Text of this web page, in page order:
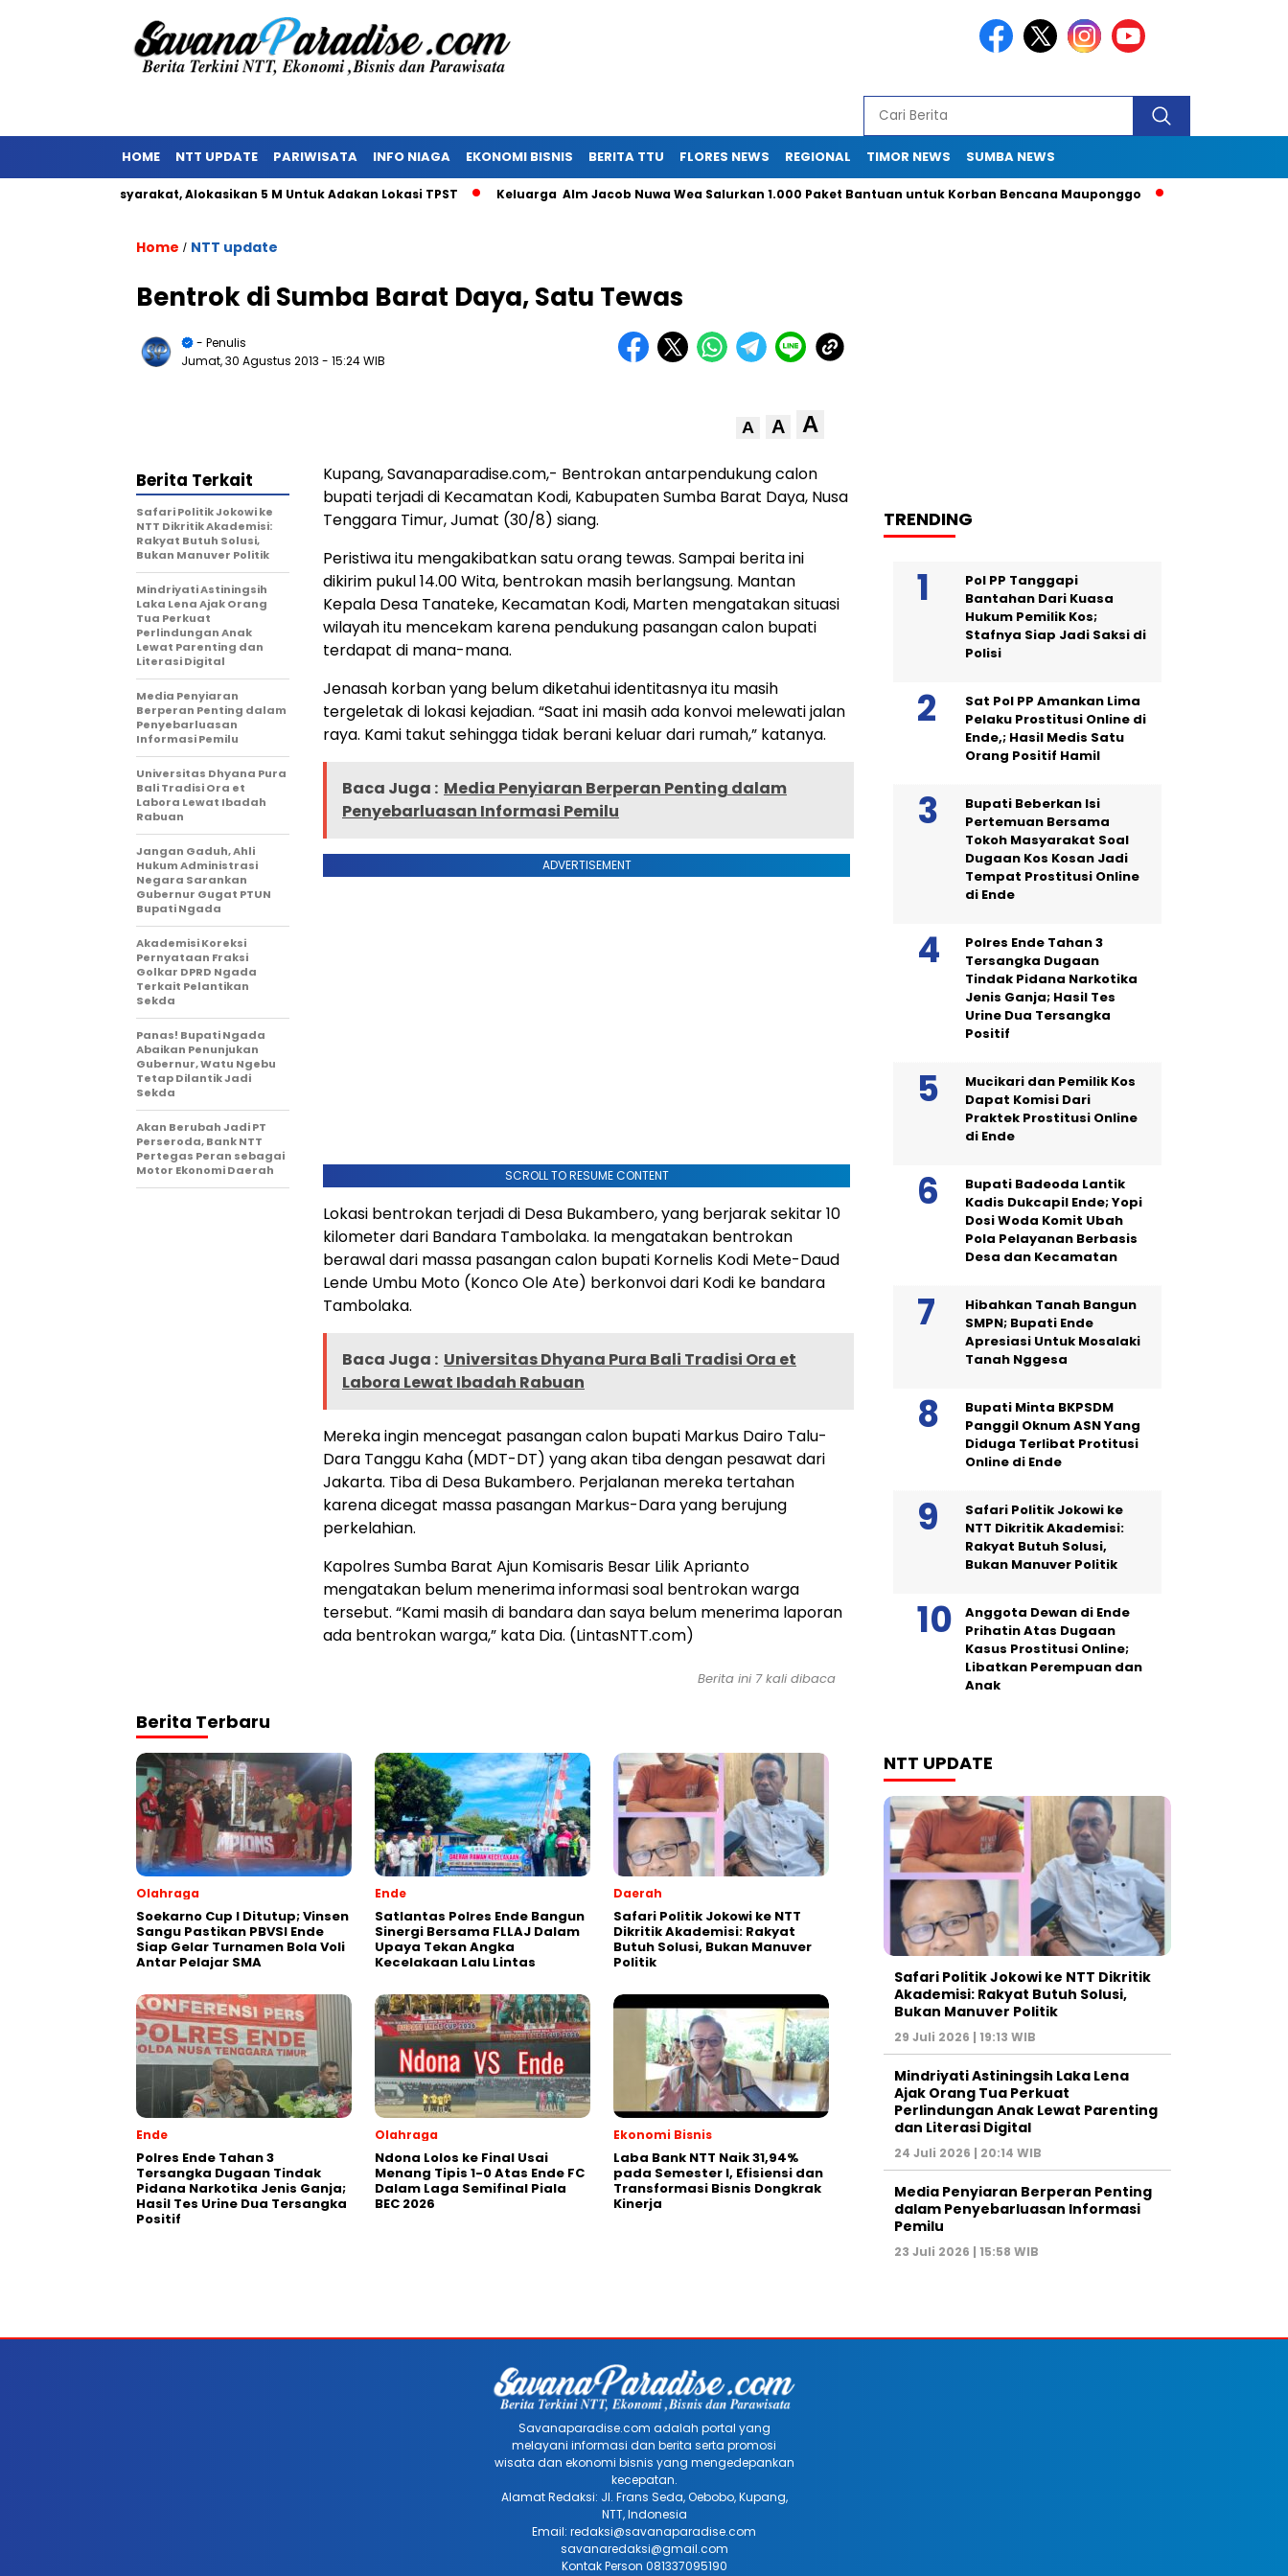
HOME NTT UPDATE PARIWISATA INFO NIAGA EKONOMI BISNIS BERITA TTU FLORES NEWS REGIONAL TIMOR NEWS SUMBA NEWS
Masyarakat, Alokasikan 5 M Untuk Adakan Lokasi TPST Keluarga Alm Jacob Nuwa Wea Salurkan 1.000 Paket Bantuan untuk Korban Bencana Mauponggo Drama Pergub 33:
Home / NTT update
Bentrok di Sumba Barat Daya, Satu Tewas
- Penulis
Jumat, 30 Agustus 2013 - 15:24 WIB
A A A
Kupang, Savanaparadise.com,- Bentrokan antarpendukung calon
bupati terjadi di Kecamatan Kodi, Kabupaten Sumba Barat Daya, Nusa
Tenggara Timur, Jumat (30/8) siang.
Peristiwa itu mengakibatkan satu orang tewas. Sampai berita ini
dikirim pukul 14.00 Wita, bentrokan masih berlangsung. Mantan
Kepala Desa Tanateke, Kecamatan Kodi, Marten mengatakan situasi
wilayah itu mencekam karena pendukung pasangan calon bupati
terdapat di mana-mana.
Jenasah korban yang belum diketahui identitasnya itu masih
tergeletak di lokasi kejadian. “Saat ini masih ada konvoi melewati jalan
raya. Kami takut sehingga tidak berani keluar dari rumah,” katanya.
Baca Juga : Media Penyiaran Berperan Penting dalam
Penyebarluasan Informasi Pemilu
ADVERTISEMENT
SCROLL TO RESUME CONTENT
Lokasi bentrokan terjadi di Desa Bukambero, yang berjarak sekitar 10
kilometer dari Bandara Tambolaka. Ia mengatakan bentrokan
berawal dari massa pasangan calon bupati Kornelis Kodi Mete-Daud
Lende Umbu Moto (Konco Ole Ate) berkonvoi dari Kodi ke bandara
Tambolaka.
Baca Juga : Universitas Dhyana Pura Bali Tradisi Ora et
Labora Lewat Ibadah Rabuan
Mereka ingin mencegat pasangan calon bupati Markus Dairo Talu-
Dara Tanggu Kaha (MDT-DT) yang akan tiba dengan pesawat dari
Jakarta. Tiba di Desa Bukambero. Perjalanan mereka tertahan
karena dicegat massa pasangan Markus-Dara yang berujung
perkelahian.
Kapolres Sumba Barat Ajun Komisaris Besar Lilik Aprianto
mengatakan belum menerima informasi soal bentrokan warga
tersebut. “Kami masih di bandara dan saya belum menerima laporan
ada bentrokan warga,” kata Dia. (LintasNTT.com)
Berita Terkait
Safari Politik Jokowi ke
NTT Dikritik Akademisi:
Rakyat Butuh Solusi,
Bukan Manuver Politik
Mindriyati Astiningsih
Laka Lena Ajak Orang
Tua Perkuat
Perlindungan Anak
Lewat Parenting dan
Literasi Digital
Media Penyiaran
Berperan Penting dalam
Penyebarluasan
Informasi Pemilu
Universitas Dhyana Pura
Bali Tradisi Ora et
Labora Lewat Ibadah
Rabuan
Jangan Gaduh, Ahli
Hukum Administrasi
Negara Sarankan
Gubernur Gugat PTUN
Bupati Ngada
Akademisi Koreksi
Pernyataan Fraksi
Golkar DPRD Ngada
Terkait Pelantikan
Sekda
Panas! Bupati Ngada
Abaikan Penunjukan
Gubernur, Watu Ngebu
Tetap Dilantik Jadi
Sekda
Akan Berubah Jadi PT
Perseroda, Bank NTT
Pertegas Peran sebagai
Motor Ekonomi Daerah
Berita ini 7 kali dibaca
Berita Terbaru
Olahraga
Soekarno Cup I Ditutup; Vinsen
Sangu Pastikan PBVSI Ende
Siap Gelar Turnamen Bola Voli
Antar Pelajar SMA
Ende
Satlantas Polres Ende Bangun
Sinergi Bersama FLLAJ Dalam
Upaya Tekan Angka
Kecelakaan Lalu Lintas
Daerah
Safari Politik Jokowi ke NTT
Dikritik Akademisi: Rakyat
Butuh Solusi, Bukan Manuver
Politik
Ende
Polres Ende Tahan 3
Tersangka Dugaan Tindak
Pidana Narkotika Jenis Ganja;
Hasil Tes Urine Dua Tersangka
Positif
Olahraga
Ndona Lolos ke Final Usai
Menang Tipis 1-0 Atas Ende FC
Dalam Laga Semifinal Piala
BEC 2026
Ekonomi Bisnis
Laba Bank NTT Naik 31,94%
pada Semester I, Efisiensi dan
Transformasi Bisnis Dongkrak
Kinerja
TRENDING
Pol PP Tanggapi
Bantahan Dari Kuasa
Hukum Pemilik Kos;
Stafnya Siap Jadi Saksi di
Polisi
Sat Pol PP Amankan Lima
Pelaku Prostitusi Online di
Ende,; Hasil Medis Satu
Orang Positif Hamil
Bupati Beberkan Isi
Pertemuan Bersama
Tokoh Masyarakat Soal
Dugaan Kos Kosan Jadi
Tempat Prostitusi Online
di Ende
Polres Ende Tahan 3
Tersangka Dugaan
Tindak Pidana Narkotika
Jenis Ganja; Hasil Tes
Urine Dua Tersangka
Positif
Mucikari dan Pemilik Kos
Dapat Komisi Dari
Praktek Prostitusi Online
di Ende
Bupati Badeoda Lantik
Kadis Dukcapil Ende; Yopi
Dosi Woda Komit Ubah
Pola Pelayanan Berbasis
Desa dan Kecamatan
Hibahkan Tanah Bangun
SMPN; Bupati Ende
Apresiasi Untuk Mosalaki
Tanah Nggesa
Bupati Minta BKPSDM
Panggil Oknum ASN Yang
Diduga Terlibat Protitusi
Online di Ende
Safari Politik Jokowi ke
NTT Dikritik Akademisi:
Rakyat Butuh Solusi,
Bukan Manuver Politik
Anggota Dewan di Ende
Prihatin Atas Dugaan
Kasus Prostitusi Online;
Libatkan Perempuan dan
Anak
NTT UPDATE
Safari Politik Jokowi ke NTT Dikritik
Akademisi: Rakyat Butuh Solusi,
Bukan Manuver Politik
29 Juli 2026 | 19:13 WIB
Mindriyati Astiningsih Laka Lena
Ajak Orang Tua Perkuat
Perlindungan Anak Lewat Parenting
dan Literasi Digital
24 Juli 2026 | 20:14 WIB
Media Penyiaran Berperan Penting
dalam Penyebarluasan Informasi
Pemilu
23 Juli 2026 | 15:58 WIB
Savanaparadise.com adalah portal yang
melayani informasi dan berita serta promosi
wisata dan ekonomi bisnis yang mengedepankan
kecepatan.
Alamat Redaksi: Jl. Frans Seda, Oebobo, Kupang,
NTT, Indonesia
Email: redaksi@savanaparadise.com
savanaredaksi@gmail.com
Kontak Person 081337095190